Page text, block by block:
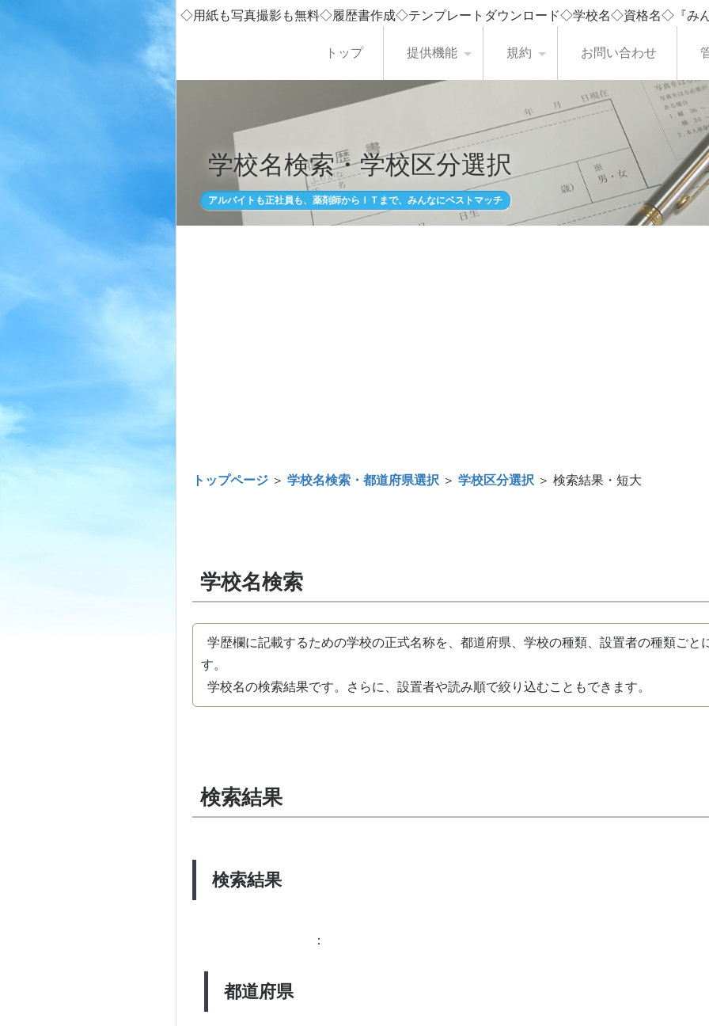
◇用紙も写真撮影も無料◇履歴書作成◇テンプレートダウンロード◇学校名◇資格名◇『み
トップ 提供機能 規約 お問い合わせ
学校名検索・学校区分選択
アルバイトも正社員も、薬剤師からＩＴまで、みんなにベストマッチ
トップページ ＞ 学校名検索・都道府県選択 ＞ 学校区分選択 ＞ 検索結果・短大
学校名検索
学歴欄に記載するための学校の正式名称を、都道府県、学校の種類、設置者の種類ごと
す。
学校名の検索結果です。さらに、設置者や読み順で絞り込むこともできます。
検索結果
検索結果
都道府県
：